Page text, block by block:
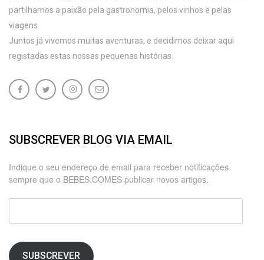
partilhamos a paixão pela gastronomia, pelos vinhos e pelas
viagens.
Juntos já vivemos muitas aventuras, e decidimos deixar aqui
registadas estas nossas pequenas histórias.
SUBSCREVER BLOG VIA EMAIL
Indique o seu endereço de email para receber notificações
sempre que o BEBES.COMES publicar novos artigos.
Endereço
email
SUBSCREVER